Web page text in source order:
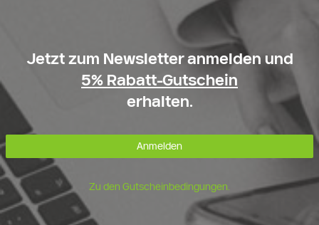
Jetzt zum Newsletter anmelden und
5% Rabatt-Gutschein
erhalten.
Anmelden
Zu den Gutscheinbedingungen.